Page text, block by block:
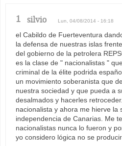
1 silvio Lun, 04/08/2014 - 16:18
el Cabildo de Fuerteventura
la defensa de nuestras islas
del gobierno de la petrolera
es la clase de " nacionalistas "
criminal de la élite podrida
un movimiento soberanista que
nuestra sociedad y que pueda a
desalmados y hacerles
nacionalista y ahora me hierve la
independencia de Canarias. Me
nacionalistas nunca lo fueron y
yo considero lógica no se